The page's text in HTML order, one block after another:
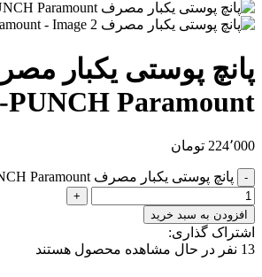
PUNCH Paramount
224٬000 تومان
پانچ پوستی یکبار مصرف 1/5m 1.5-PUNCH Paramount عدد
افزودن به سبد خرید
اشتراک گذاری:
13 نفر در حال مشاهده محصول هستند